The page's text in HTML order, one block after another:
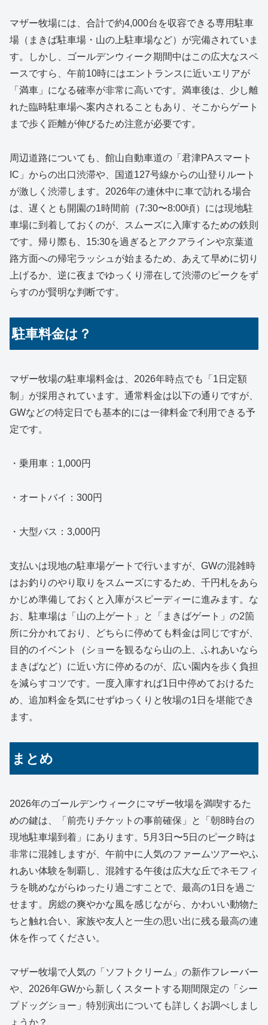
マザー牧場には、合計で約4,000台を収容できる専用駐車
場（まきば駐車場・山の上駐車場など）が完備されていま
す。しかし、ゴールデンウィーク期間中はこの広大なスペ
ースですら、午前10時にはエントランスに近いエリアが
「満車」になる確率が非常に高いです。満車後は、少し離
れた臨時駐車場へ案内されることもあり、そこからゲート
まで歩く距離が伸びるため注意が必要です。
周辺道路についても、館山自動車道の「君津PAスマート
IC」からの出口渋滞や、国道127号線からの山登りルート
が激しく渋滞します。2026年の連休中に車で訪れる場合
は、遅くとも開園の1時間前（7:30〜8:00頃）には現地駐
車場に到着しておくのが、スムーズに入庫するための鉄則
です。帰り際も、15:30を過ぎるとアクアラインや京葉道
路方面への帰宅ラッシュが始まるため、あえて早めに切り
上げるか、逆に夜までゆっくり滞在して渋滞のピークをず
らすのが賢明な判断です。
駐車料金は？
マザー牧場の駐車場料金は、2026年時点でも「1日定額
制」が採用されています。通常料金は以下の通りですが、
GWなどの特定日でも基本的には一律料金で利用できる予
定です。
・乗用車：1,000円
・オートバイ：300円
・大型バス：3,000円
支払いは現地の駐車場ゲートで行いますが、GWの混雑時
はお釣りのやり取りをスムーズにするため、千円札をあら
かじめ準備しておくと入庫がスピーディーに進みます。な
お、駐車場は「山の上ゲート」と「まきばゲート」の2箇
所に分かれており、どちらに停めても料金は同じですが、
目的のイベント（ショーを観るなら山の上、ふれあいなら
まきばなど）に近い方に停めるのが、広い園内を歩く負担
を減らすコツです。一度入庫すれば1日中停めておけるた
め、追加料金を気にせずゆっくりと牧場の1日を堪能でき
ます。
まとめ
2026年のゴールデンウィークにマザー牧場を満喫するた
めの鍵は、「前売りチケットの事前確保」と「朝8時台の
現地駐車場到着」にあります。5月3日〜5日のピーク時は
非常に混雑しますが、午前中に人気のファームツアーやふ
れあい体験を制覇し、混雑する午後は広大な丘でネモフィ
ラを眺めながらゆったり過ごすことで、最高の1日を過ご
せます。房総の爽やかな風を感じながら、かわいい動物た
ちと触れ合い、家族や友人と一生の思い出に残る最高の連
休を作ってください。
マザー牧場で人気の「ソフトクリーム」の新作フレーバー
や、2026年GWから新しくスタートする期間限定の「シー
プドッグショー」特別演出についても詳しくお調べしまし
ょうか？